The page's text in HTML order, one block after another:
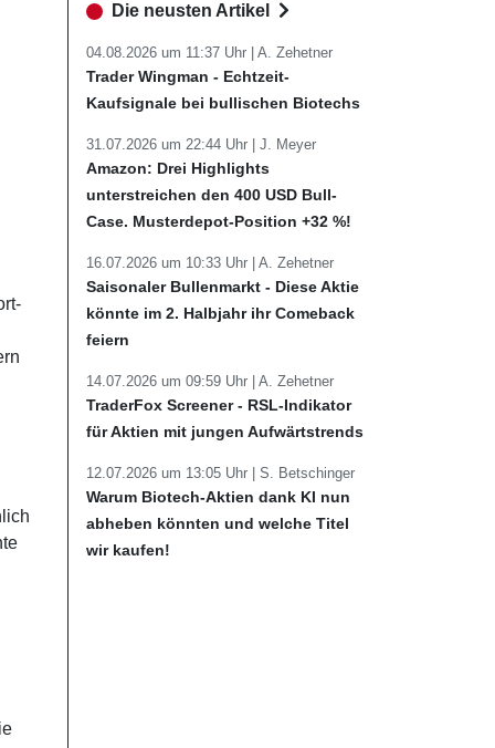
Die neusten Artikel
04.08.2026 um 11:37 Uhr | A. Zehetner
Trader Wingman - Echtzeit-
Kaufsignale bei bullischen Biotechs
31.07.2026 um 22:44 Uhr | J. Meyer
Amazon: Drei Highlights
unterstreichen den 400 USD Bull-
Case. Musterdepot-Position +32 %!
16.07.2026 um 10:33 Uhr | A. Zehetner
Saisonaler Bullenmarkt - Diese Aktie
könnte im 2. Halbjahr ihr Comeback
feiern
14.07.2026 um 09:59 Uhr | A. Zehetner
TraderFox Screener - RSL-Indikator
für Aktien mit jungen Aufwärtstrends
12.07.2026 um 13:05 Uhr | S. Betschinger
Warum Biotech-Aktien dank KI nun
abheben könnten und welche Titel
wir kaufen!